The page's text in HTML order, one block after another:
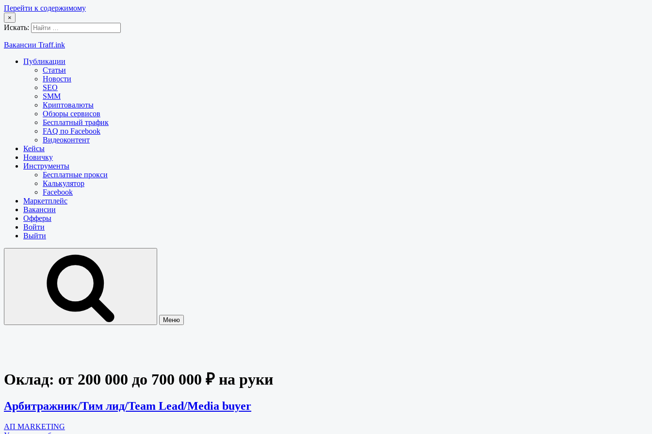
Перейти к содержимому
×
Искать:
Вакансии Traff.ink
Публикации
Статьи
Новости
SEO
SMM
Криптовалюты
Обзоры сервисов
Бесплатный трафик
FAQ по Facebook
Видеоконтент
Кейсы
Новичку
Инструменты
Бесплатные прокси
Калькулятор
Facebook
Маркетплейс
Вакансии
Офферы
Войти
Выйти
Меню
Оклад: от 200 000 до 700 000 ₽ на руки
Арбитражник/Тим лид/Team Lead/Media buyer
АП MARKETING